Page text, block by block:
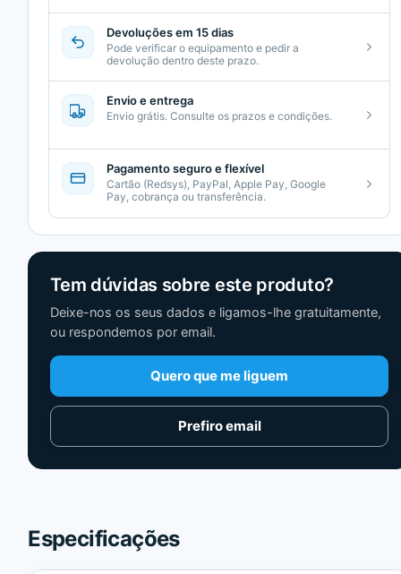
Devoluções em 15 dias
Pode verificar o equipamento e pedir a
devolução dentro deste prazo.
Envio e entrega
Envio grátis. Consulte os prazos e condições.
Pagamento seguro e flexível
Cartão (Redsys), PayPal, Apple Pay, Google
Pay, cobrança ou transferência.
Tem dúvidas sobre este produto?
Deixe-nos os seus dados e ligamos-lhe gratuitamente,
ou respondemos por email.
Quero que me liguem
Prefiro email
Especificações